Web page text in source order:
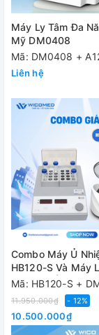
Máy Ly Tâm Đa
Mỹ DM0408
Mã: DM0408 +
Liên hệ
Combo Máy Ủ
HB120-S Và Máy
DM0506 | Chỉ Hơn
Mã: HB120-S +
11.950.000₫ - 12%
10.500.000₫